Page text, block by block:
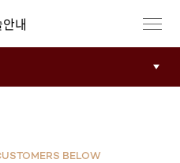
내
BELOW